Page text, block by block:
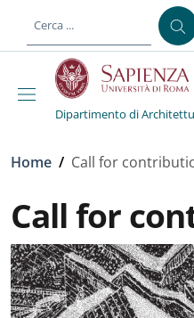
al contenuto principale
Dipartimento di
Briciole di pane
Home / Call for
Call for